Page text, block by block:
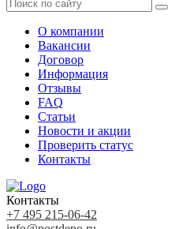
О компании
Вакансии
Договор
Информация
Отзывы
FAQ
Статьи
Новости и акции
Проверить статус
Контакты
Контакты
+7 495 215-06-42